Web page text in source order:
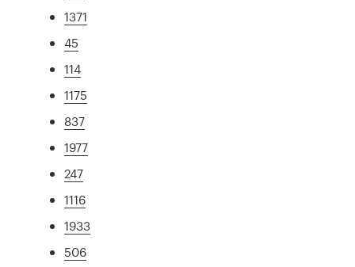
1371
45
114
1175
837
1977
247
1116
1933
506